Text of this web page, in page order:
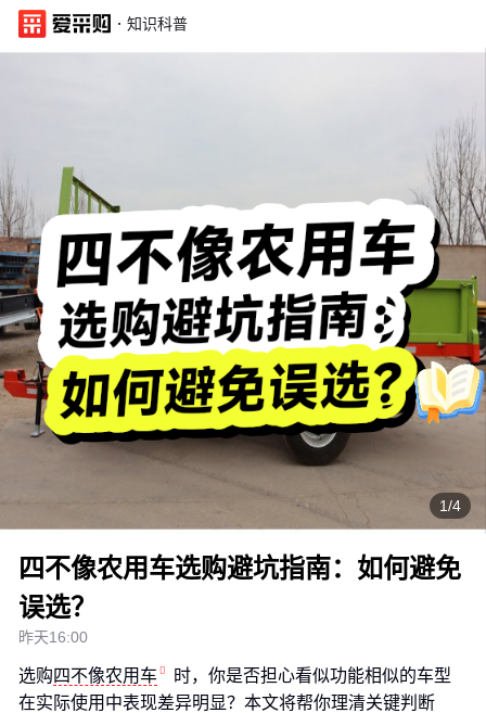
· 知识科普
1/4
四不像农用车选购避坑指南：如何避免
误选？
昨天16:00
选购四不像农用车
时，你是否担心看似功能相似的车型
在实际使用中表现差异明显？本文将帮你理清关键判断